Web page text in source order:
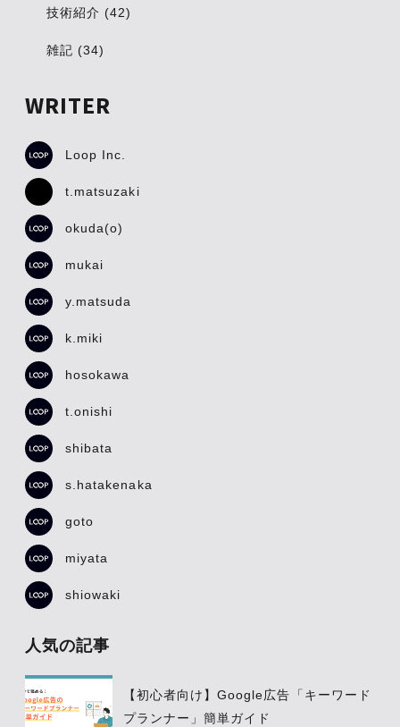
技術紹介 (42)
雑記 (34)
WRITER
Loop Inc.
t.matsuzaki
okuda(o)
mukai
y.matsuda
k.miki
hosokawa
t.onishi
shibata
s.hatakenaka
goto
miyata
shiowaki
人気の記事
【初心者向け】Google広告「キーワード
プランナー」簡単ガイド